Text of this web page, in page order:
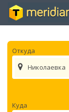
Откуда
Николаевка
Куда